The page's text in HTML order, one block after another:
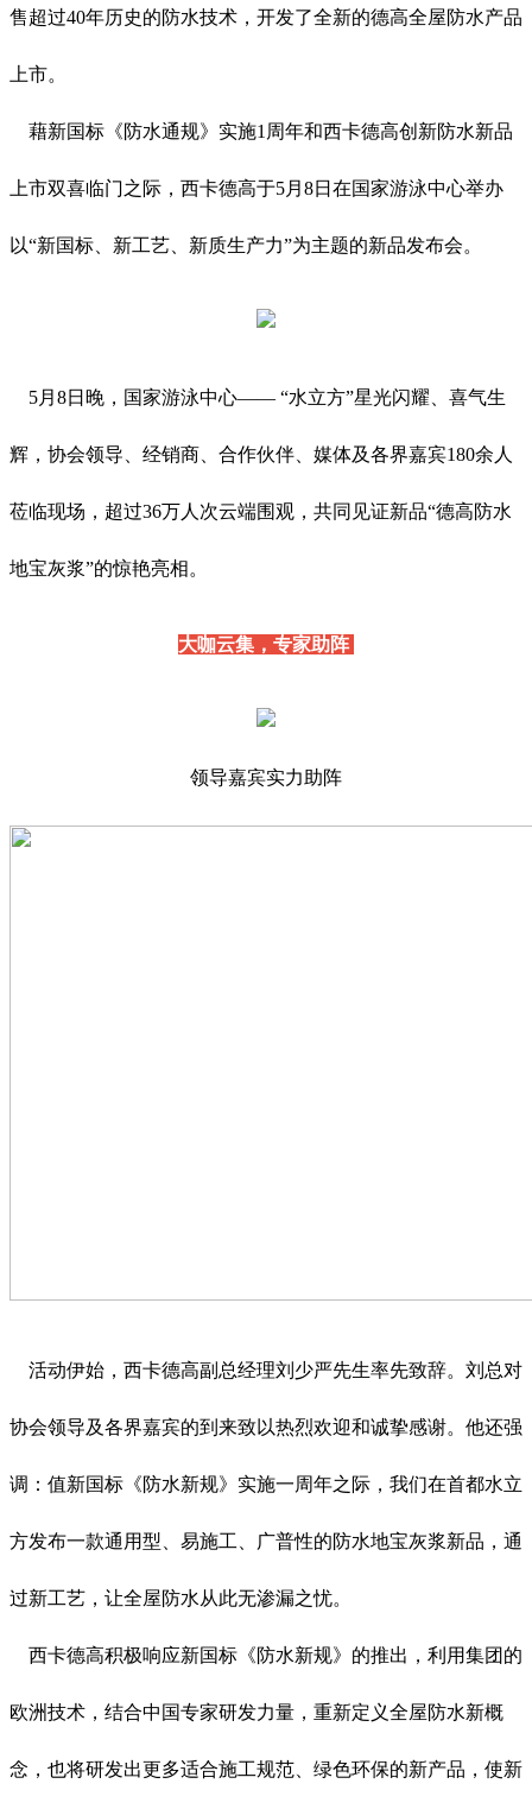
售超过40年历史的防水技术，开发了全新的德高全屋防水产品
上市。
藉新国标《防水通规》实施1周年和西卡德高创新防水新品
上市双喜临门之际，西卡德高于5月8日在国家游泳中心举办
以“新国标、新工艺、新质生产力”为主题的新品发布会。
5月8日晚，国家游泳中心—— “水立方”星光闪耀、喜气生
辉，协会领导、经销商、合作伙伴、媒体及各界嘉宾180余人
莅临现场，超过36万人次云端围观，共同见证新品“德高防水
地宝灰浆”的惊艳亮相。
大咖云集，专家助阵
领导嘉宾实力助阵
活动伊始，西卡德高副总经理刘少严先生率先致辞。刘总对
协会领导及各界嘉宾的到来致以热烈欢迎和诚挚感谢。他还强
调：值新国标《防水新规》实施一周年之际，我们在首都水立
方发布一款通用型、易施工、广普性的防水地宝灰浆新品，通
过新工艺，让全屋防水从此无渗漏之忧。
西卡德高积极响应新国标《防水新规》的推出，利用集团的
欧洲技术，结合中国专家研发力量，重新定义全屋防水新概
念，也将研发出更多适合施工规范、绿色环保的新产品，使新